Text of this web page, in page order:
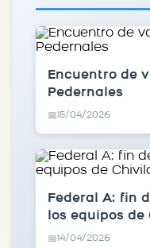
Encuentro de
Pedernales
📅15/04/2026
Federal A: fin
los equipos
📅14/04/2026